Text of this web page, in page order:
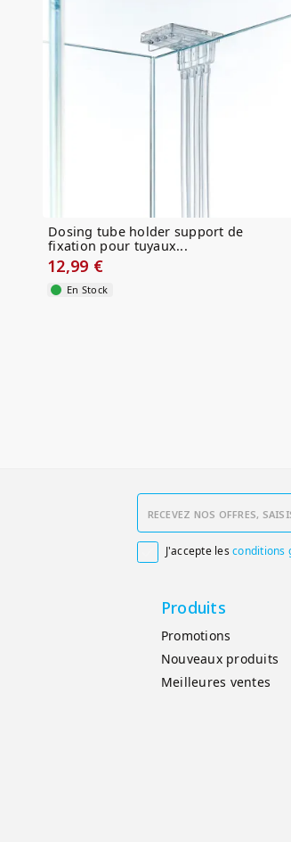
Dosing tube holder support de
fixation pour tuyaux...
12,99 €
En Stock
J'accepte lesconditions
Produits
Promotions
Nouveaux produits
Meilleures ventes